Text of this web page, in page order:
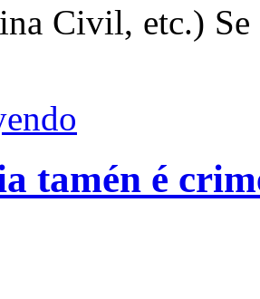
Civil, etc.)
tamén é